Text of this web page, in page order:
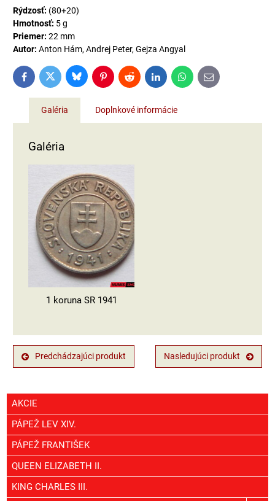
Rýdzosť: (80+20)
Hmotnosť: 5 g
Priemer: 22 mm
Autor: Anton Hám, Andrej Peter, Gejza Angyal
FacebookTwitter BlueskyPinterestReddit LinkedInWhatsApp
E-
mail
Galéria Doplnkové informácie
Galéria
1 koruna SR 1941
Predchádzajúci produkt Nasledujúci produkt
AKCIE
PÁPEŽ LEV XIV.
PÁPEŽ FRANTIŠEK
QUEEN ELIZABETH II.
KING CHARLES III.